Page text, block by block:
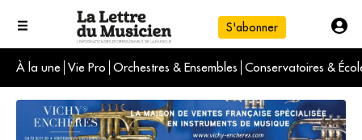
S'abonner
À la une Vie Pro Orchestres & Ensembles Conservatoires &
L'info du jour
Le numéro du mois
International